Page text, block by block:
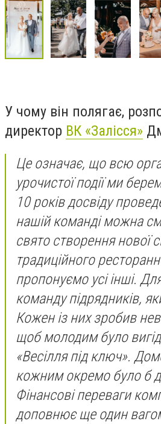
У чому він полягає,
директор ВК «Залісся»
Це означає, що всю
урочистої події ми
10 років досвіду
нашій команді можна
свято створення нової
традиційного
пропонуємо усі інші.
команду підрядників,
Кожен із них зробив
щоб молодим було
«Весілля під ключ».
кожним окремо було б
Фінансові переваги
доповнює ще один